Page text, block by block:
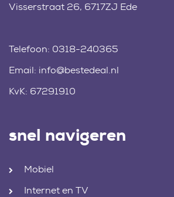
Visserstraat 26, 6717ZJ Ede
Telefoon: 0318-240365
Email: info@bestedeal.nl
KvK: 67291910
snel navigeren
Mobiel
Internet en TV